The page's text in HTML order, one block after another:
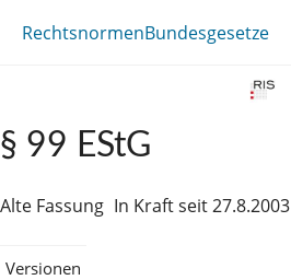
RechtsnormenBundesgesetze
§ 99 EStG
Alte Fassung In Kraft seit 27.8.2003
Versionen